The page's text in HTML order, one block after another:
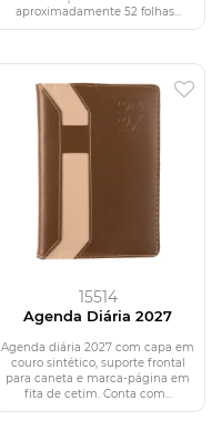
aproximadamente 52 folhas...
15514
Agenda Diária 2027
Agenda diária 2027 com capa em
couro sintético, suporte frontal
para caneta e marca-página em
fita de cetim. Conta com...